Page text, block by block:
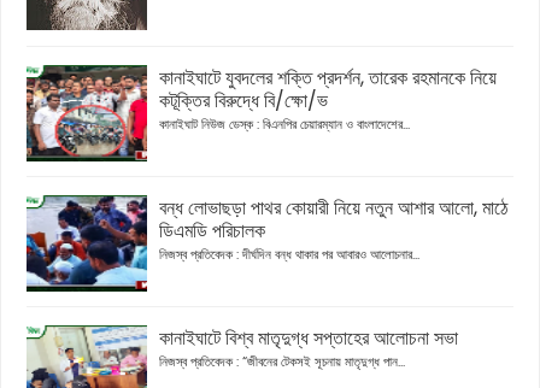
কানাইঘাটে যুবদলের শক্তি প্রদর্শন, তারেক রহমানকে নিয়ে
কটূক্তির বিরুদ্ধে বি/ক্ষো/ভ
কানাইঘাট নিউজ ডেস্ক : বিএনপির চেয়ারম্যান ও বাংলাদেশের...
বন্ধ লোভাছড়া পাথর কোয়ারী নিয়ে নতুন আশার আলো, মাঠে
ডিএমডি পরিচালক
নিজস্ব প্রতিবেদক : দীর্ঘদিন বন্ধ থাকার পর আবারও আলোচনার...
কানাইঘাটে বিশ্ব মাতৃদুগ্ধ সপ্তাহের আলোচনা সভা
নিজস্ব প্রতিবেদক : “জীবনের টেকসই সূচনায় মাতৃদুগ্ধ পান...